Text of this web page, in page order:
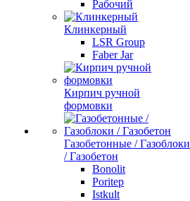
Рабочий
Клинкерный
LSR Group
Faber Jar
Кирпич ручной
формовки
Газобетонные / Газоблоки
/ Газобетон
Bonolit
Poritep
Istkult